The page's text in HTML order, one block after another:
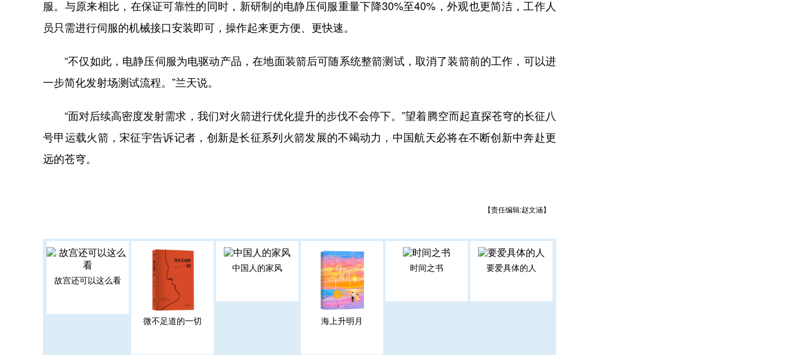
服。与原来相比，在保证可靠性的同时，新研制的电静压伺服重量下降30%至40%，外观也更简洁，工作人
员只需进行伺服的机械接口安装即可，操作起来更方便、更快速。
“不仅如此，电静压伺服为电驱动产品，在地面装箭后可随系统整箭测试，取消了装箭前的工作，可以进
一步简化发射场测试流程。”兰天说。
“面对后续高密度发射需求，我们对火箭进行优化提升的步伐不会停下。”望着腾空而起直探苍穹的长征八
号甲运载火箭，宋征宇告诉记者，创新是长征系列火箭发展的不竭动力，中国航天必将在不断创新中奔赴更
远的苍穹。
【责任编辑:赵文涵】
故宫还可以这么看
微不足道的一切
中国人的家风
海上升明月
时间之书 要爱具体的人